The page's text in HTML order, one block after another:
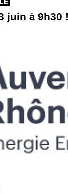
juin à 9h30 !